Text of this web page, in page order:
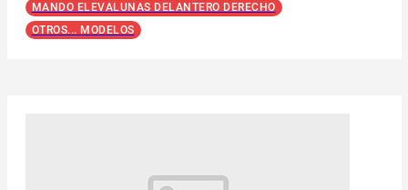
MANDO ELEVALUNAS DELANTERO DERECHO
OTROS... MODELOS